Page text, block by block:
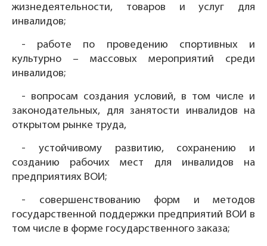
жизнедеятельности, товаров и услуг для
инвалидов;
- работе по проведению спортивных и
культурно – массовых мероприятий среди
инвалидов;
- вопросам создания условий, в том числе и
законодательных, для занятости инвалидов на
открытом рынке труда,
- устойчивому развитию, сохранению и
созданию рабочих мест для инвалидов на
предприятиях ВОИ;
- совершенствованию форм и методов
государственной поддержки предприятий ВОИ в
том числе в форме государственного заказа;